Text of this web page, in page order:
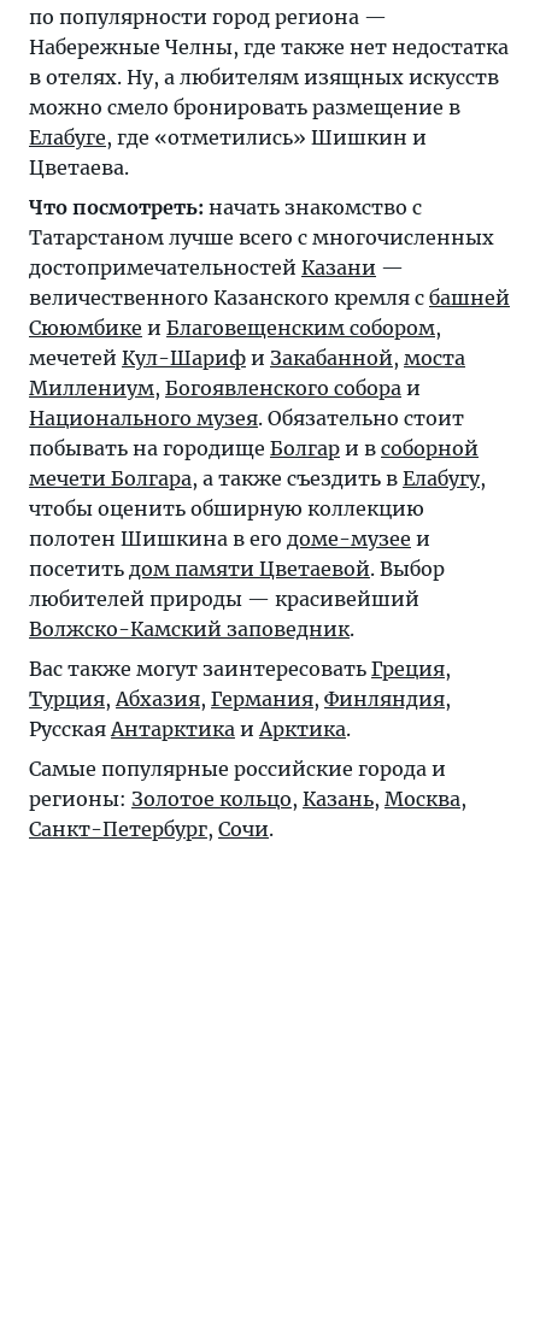
по популярности город региона —
Набережные Челны, где также нет недостатка
в отелях. Ну, а любителям изящных искусств
можно смело бронировать размещение в
Елабуге, где «отметились» Шишкин и
Цветаева.
Что посмотреть: начать знакомство с
Татарстаном лучше всего с многочисленных
достопримечательностей Казани —
величественного Казанского кремля с башней
Сююмбике и Благовещенским собором,
мечетей Кул-Шариф и Закабанной, моста
Миллениум, Богоявленского собора и
Национального музея. Обязательно стоит
побывать на городище Болгар и в соборной
мечети Болгара, а также съездить в Елабугу,
чтобы оценить обширную коллекцию
полотен Шишкина в его доме-музее и
посетить дом памяти Цветаевой. Выбор
любителей природы — красивейший
Волжско-Камский заповедник.
Вас также могут заинтересовать Греция,
Турция, Абхазия, Германия, Финляндия,
Русская Антарктика и Арктика.
Самые популярные российские города и
регионы: Золотое кольцо, Казань, Москва,
Санкт-Петербург, Сочи.